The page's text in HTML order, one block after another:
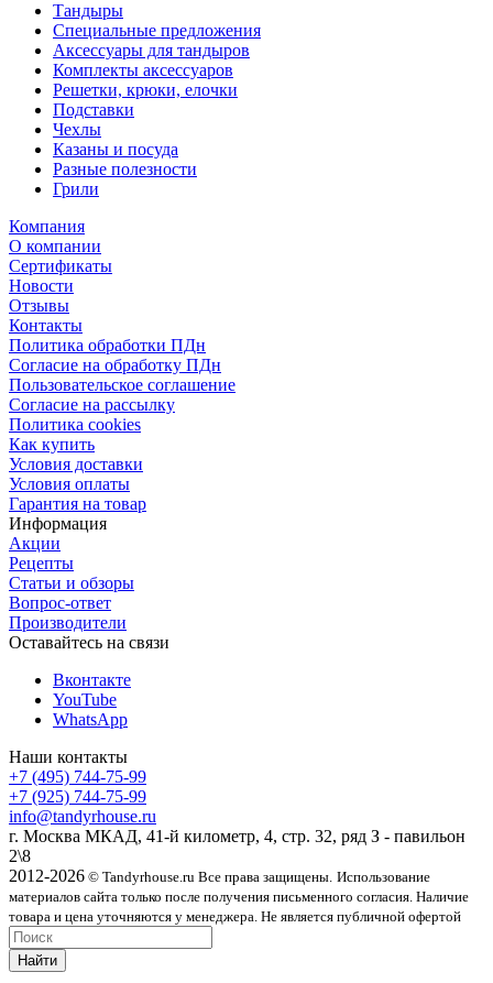
Тандыры
Специальные предложения
Аксессуары для тандыров
Комплекты аксессуаров
Решетки, крюки, елочки
Подставки
Чехлы
Казаны и посуда
Разные полезности
Грили
Компания
О компании
Сертификаты
Новости
Отзывы
Контакты
Политика обработки ПДн
Согласие на обработку ПДн
Пользовательское соглашение
Согласие на рассылку
Политика cookies
Как купить
Условия доставки
Условия оплаты
Гарантия на товар
Информация
Акции
Рецепты
Статьи и обзоры
Вопрос-ответ
Производители
Оставайтесь на связи
Вконтакте
YouTube
WhatsApp
Наши контакты
+7 (495) 744-75-99
+7 (925) 744-75-99
info@tandyrhouse.ru
г. Москва МКАД, 41-й километр, 4, стр. 32, ряд З - павильон
2\8
2012-2026 © Tandyrhouse.ru Все права защищены. Использование
материалов сайта только после получения письменного согласия. Наличие
товара и цена уточняются у менеджера. Не является публичной офертой
Найти